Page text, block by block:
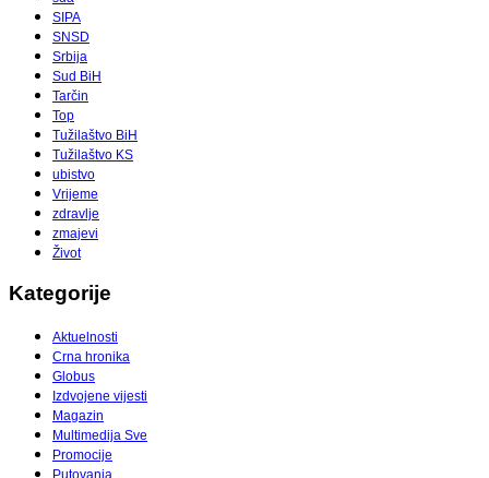
SIPA
SNSD
Srbija
Sud BiH
Tarčin
Top
Tužilaštvo BiH
Tužilaštvo KS
ubistvo
Vrijeme
zdravlje
zmajevi
Život
Kategorije
Aktuelnosti
Crna hronika
Globus
Izdvojene vijesti
Magazin
Multimedija Sve
Promocije
Putovanja